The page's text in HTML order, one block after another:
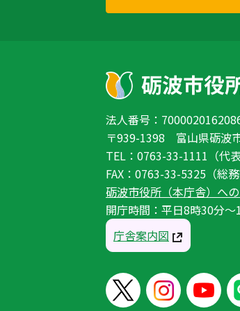
法人番号：
〒939-1398 富山県砺波
TEL：0763-33-1111（代表
FAX：0763-33-5325（総務
砺波市役所（本庁舎）へ
開庁時間：平日8時30分〜
庁舎案内図